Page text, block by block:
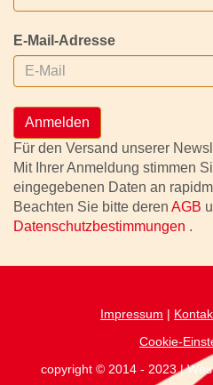
E-Mail-Adresse
Anmelden
Für den Versand unserer
Mit Ihrer Anmeldung stimmen
eingegebenen Daten an
Beachten Sie bitte deren AGB
Datenschutzbestimmungen .
Impressum |
Cookie-
copyright © 2014 - 2023 |